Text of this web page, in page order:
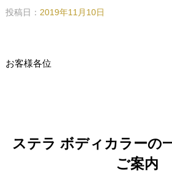
投稿日： 2019年11月10日
お客様各位
ステラ ボディカラーの
ご案内